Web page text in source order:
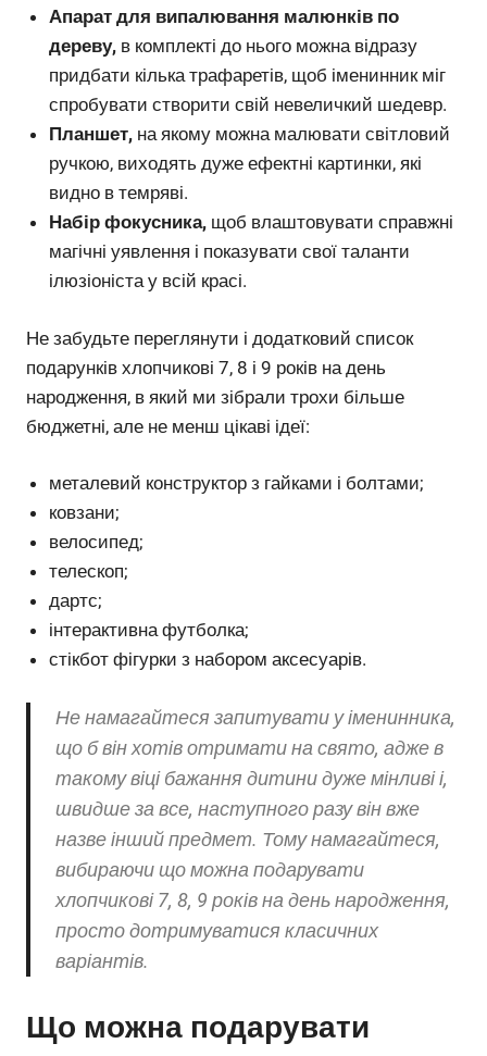
Апарат для випалювання малюнків по
дереву, в комплекті до нього можна відразу
придбати кілька трафаретів, щоб іменинник міг
спробувати створити свій невеличкий шедевр.
Планшет, на якому можна малювати світловий
ручкою, виходять дуже ефектні картинки, які
видно в темряві.
Набір фокусника, щоб влаштовувати справжні
магічні уявлення і показувати свої таланти
ілюзіоніста у всій красі.
Не забудьте переглянути і додатковий список
подарунків хлопчикові 7, 8 і 9 років на день
народження, в який ми зібрали трохи більше
бюджетні, але не менш цікаві ідеї:
металевий конструктор з гайками і болтами;
ковзани;
велосипед;
телескоп;
дартс;
інтерактивна футболка;
стікбот фігурки з набором аксесуарів.
Не намагайтеся запитувати у іменинника,
що б він хотів отримати на свято, адже в
такому віці бажання дитини дуже мінливі і,
швидше за все, наступного разу він вже
назве інший предмет. Тому намагайтеся,
вибираючи що можна подарувати
хлопчикові 7, 8, 9 років на день народження,
просто дотримуватися класичних
варіантів.
Що можна подарувати